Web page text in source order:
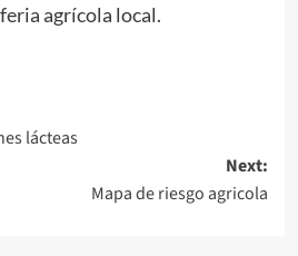
agrícola local.
lácteas
Next:
Mapa de riesgo agricola